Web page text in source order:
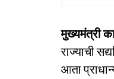
मुख्यमंत्री
राज्याची
आता